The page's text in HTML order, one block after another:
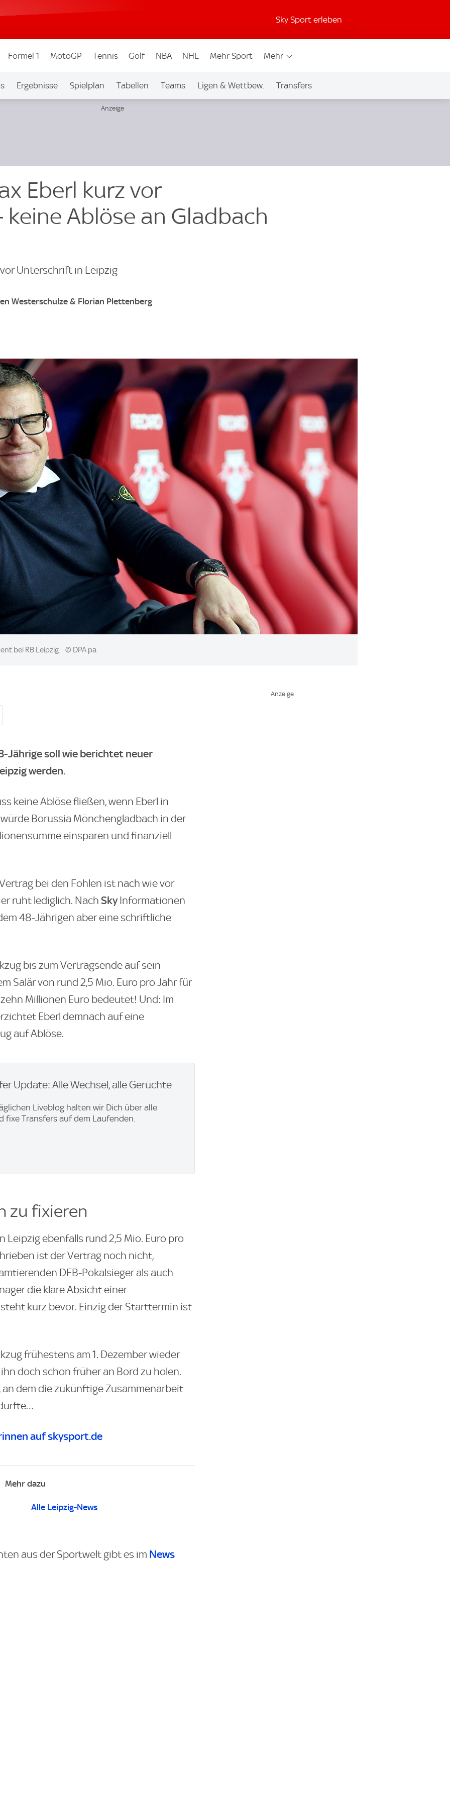
Sky Sport erleben
Formel 1 MotoGP Tennis Golf NBA NHL Mehr Sport Mehr
Ergebnisse Spielplan Tabellen Teams Ligen & Wettbew. Transfers
Eberl kurz vor
Ablöse an Gladbach
Unterschrift in Leipzig
Westerschulze & Florian Plettenberg
bei RB Leipzig. © DPA pa
Jährige soll wie berichtet neuer
werden.
keine Ablöse fließen, wenn Eberl in
Borussia Mönchengladbach in der
einsparen und finanziell
bei den Fohlen ist nach wie vor
ruht lediglich. Nach SkyInformationen
48-Jährigen aber eine schriftliche
bis zum Vertragsende auf sein
Salär von rund 2,5 Mio. Euro pro Jahr für
Millionen Euro bedeutet! Und: Im
Eberl demnach auf eine
auf Ablöse.
Update: Alle Wechsel, alle Gerüchte
Liveblog halten wir Dich über alle
fixe Transfers auf dem Laufenden.
zu fixieren
Leipzig ebenfalls rund 2,5 Mio. Euro pro
ist der Vertrag noch nicht,
DFB-Pokalsieger als auch
die klare Absicht einer
kurz bevor. Einzig der Starttermin ist
frühestens am 1. Dezember wieder
doch schon früher an Bord zu holen.
dem die zukünftige Zusammenarbeit
auf skysport.de
Mehr dazu
Alle Leipzig-News
aus der Sportwelt gibt es im News